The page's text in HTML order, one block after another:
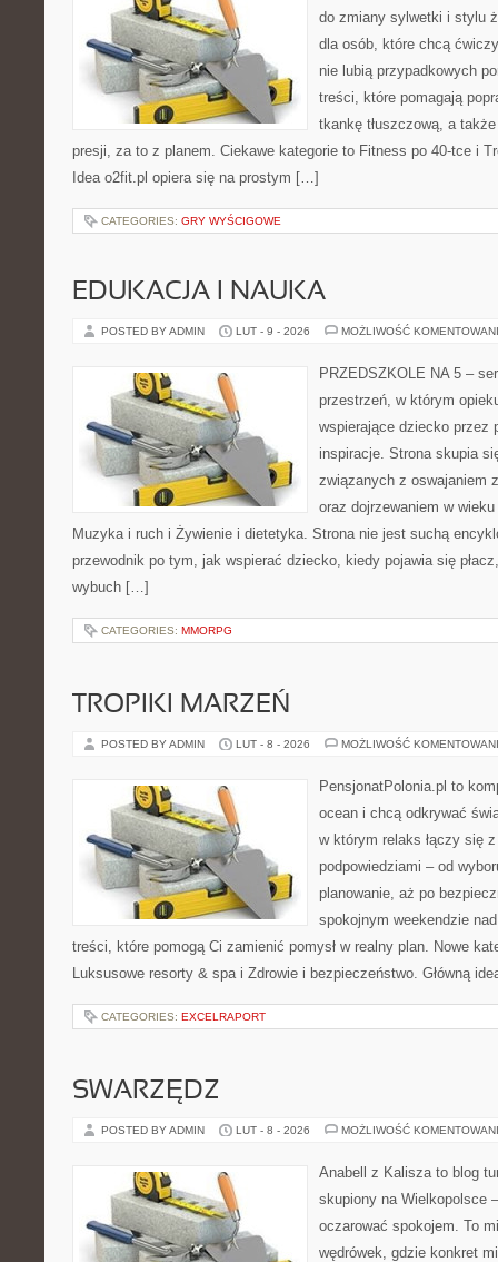
do zmiany sylwetki i stylu
dla osób, które chcą
nie lubią przypadkowych
treści, które pomagają
tkankę tłuszczową, a
presji, za to z planem. Ciekawe kategorie to Fitness po 40-tce i
Idea o2fit.pl opiera się na prostym […]
CATEGORIES: GRY WYŚCIGOWE
EDUKACJA I NAUKA
POSTED BY ADMIN LUT - 9 - 2026 MOŻLIWOŚĆ
PRZEDSZKOLE NA 5 –
przestrzeń, w którym
wspierające dziecko przez
inspiracje. Strona skupia
związanych z oswajaniem
oraz dojrzewaniem w
Muzyka i ruch i Żywienie i dietetyka. Strona nie jest suchą
przewodnik po tym, jak wspierać dziecko, kiedy pojawia się
wybuch […]
CATEGORIES: MMORPG
TROPIKI MARZEŃ
POSTED BY ADMIN LUT - 8 - 2026 MOŻLIWOŚĆ
PensjonatPolonia.pl to
ocean i chcą odkrywać
w którym relaks łączy się
podpowiedziami – od
planowanie, aż po
spokojnym weekendzie
treści, które pomogą Ci zamienić pomysł w realny plan. Nowe
Luksusowe resorty & spa i Zdrowie i bezpieczeństwo. Główną
CATEGORIES: EXCELRAPORT
SWARZĘDZ
POSTED BY ADMIN LUT - 8 - 2026 MOŻLIWOŚĆ
Anabell z Kalisza to blog
skupiony na Wielkopolsce
oczarować spokojem. To
wędrówek, gdzie konkret